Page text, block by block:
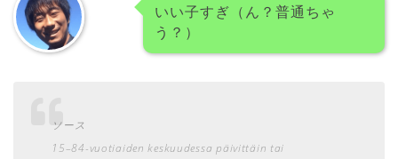
いい子すぎ（ん？普通ちゃ
う？）
ソース
15–84-vuotiaiden keskuudessa päivittäin tai